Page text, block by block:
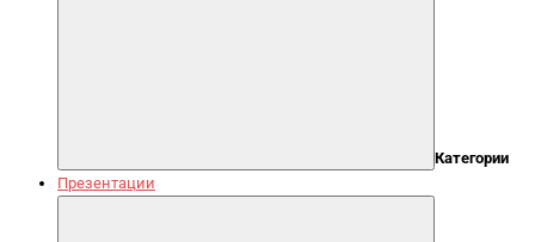
Категории
Презентации